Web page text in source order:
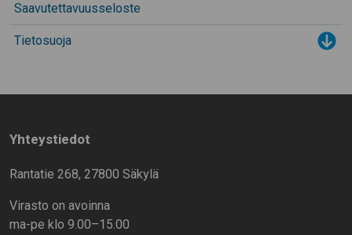
Saavutettavuusseloste
Tietosuoja
Yhteystiedot
Rantatie 268, 27800 Säkylä
Virasto on avoinna
ma-pe klo 9.00–15.00